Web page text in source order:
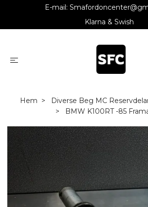
E-mail:
Klarna & Swish
Hem Diverse Beg MC
BMW K100RT -85